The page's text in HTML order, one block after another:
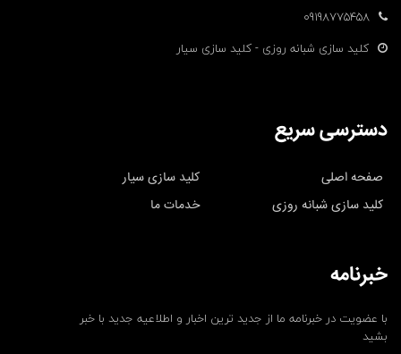
09198775458
کلید سازی شبانه روزی - کلید سازی سیار
دسترسی سریع
صفحه اصلی
کلید سازی سیار
کلید سازی شبانه روزی
خدمات ما
خبرنامه
با عضویت در خبرنامه ما از جدید ترین اخبار و اطلاعیه جدید با خبر
بشید